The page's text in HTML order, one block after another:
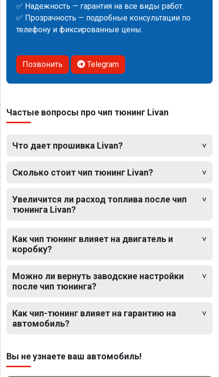
✅ Надежность — гарантия на все виды работ.
✅ Прозрачность — подробные консультации по
телефону и фиксированные цены.
Позвонить Telegram
Частые вопросы про чип тюнинг Livan
Что дает прошивка Livan?
Сколько стоит чип тюнинг Livan?
Увеличится ли расход топлива после чип
тюнинга Livan?
Как чип тюнинг влияет на двигатель и
коробку?
Можно ли вернуть заводские настройки
после чип тюнинга?
Как чип-тюнинг влияет на гарантию на
автомобиль?
Вы не узнаете ваш автомобиль!